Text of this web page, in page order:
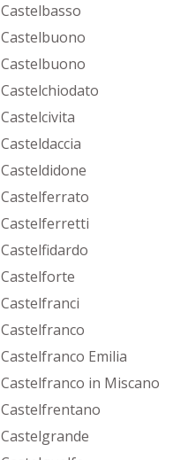
Castelbasso
Castelbuono
Castelbuono
Castelchiodato
Castelcivita
Casteldaccia
Casteldidone
Castelferrato
Castelferretti
Castelfidardo
Castelforte
Castelfranci
Castelfranco
Castelfranco Emilia
Castelfranco in Miscano
Castelfrentano
Castelgrande